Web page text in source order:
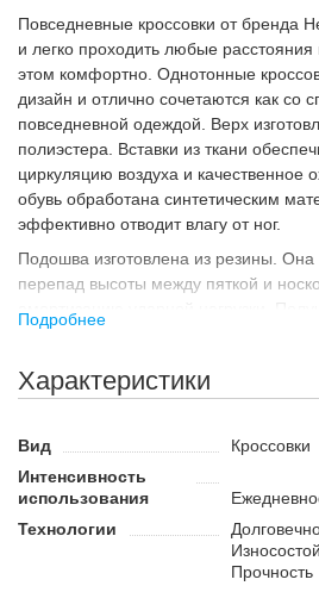
Повседневные кроссовки от бренда
и легко проходить любые расстояния
этом комфортно. Однотонные
дизайн и отлично сочетаются как со
повседневной одеждой. Верх
полиэстера. Вставки из ткани
циркуляцию воздуха и качественное
обувь обработана синтетическим
эффективно отводит влагу от ног.
Подошва изготовлена из резины.
перепад высоты между пяткой и
хорошее сцепление с различными
Назначение
отдыха и прогулок. Благодаря
использовать такую обувь могут дети
универсальный дизайн позволяет
так и женщинам. Повседневные
людей, которые предпочитают вести
Подробнее
Характеристики
Вид
Кроссовки
Интенсивность
использования
Технологии
Прочность